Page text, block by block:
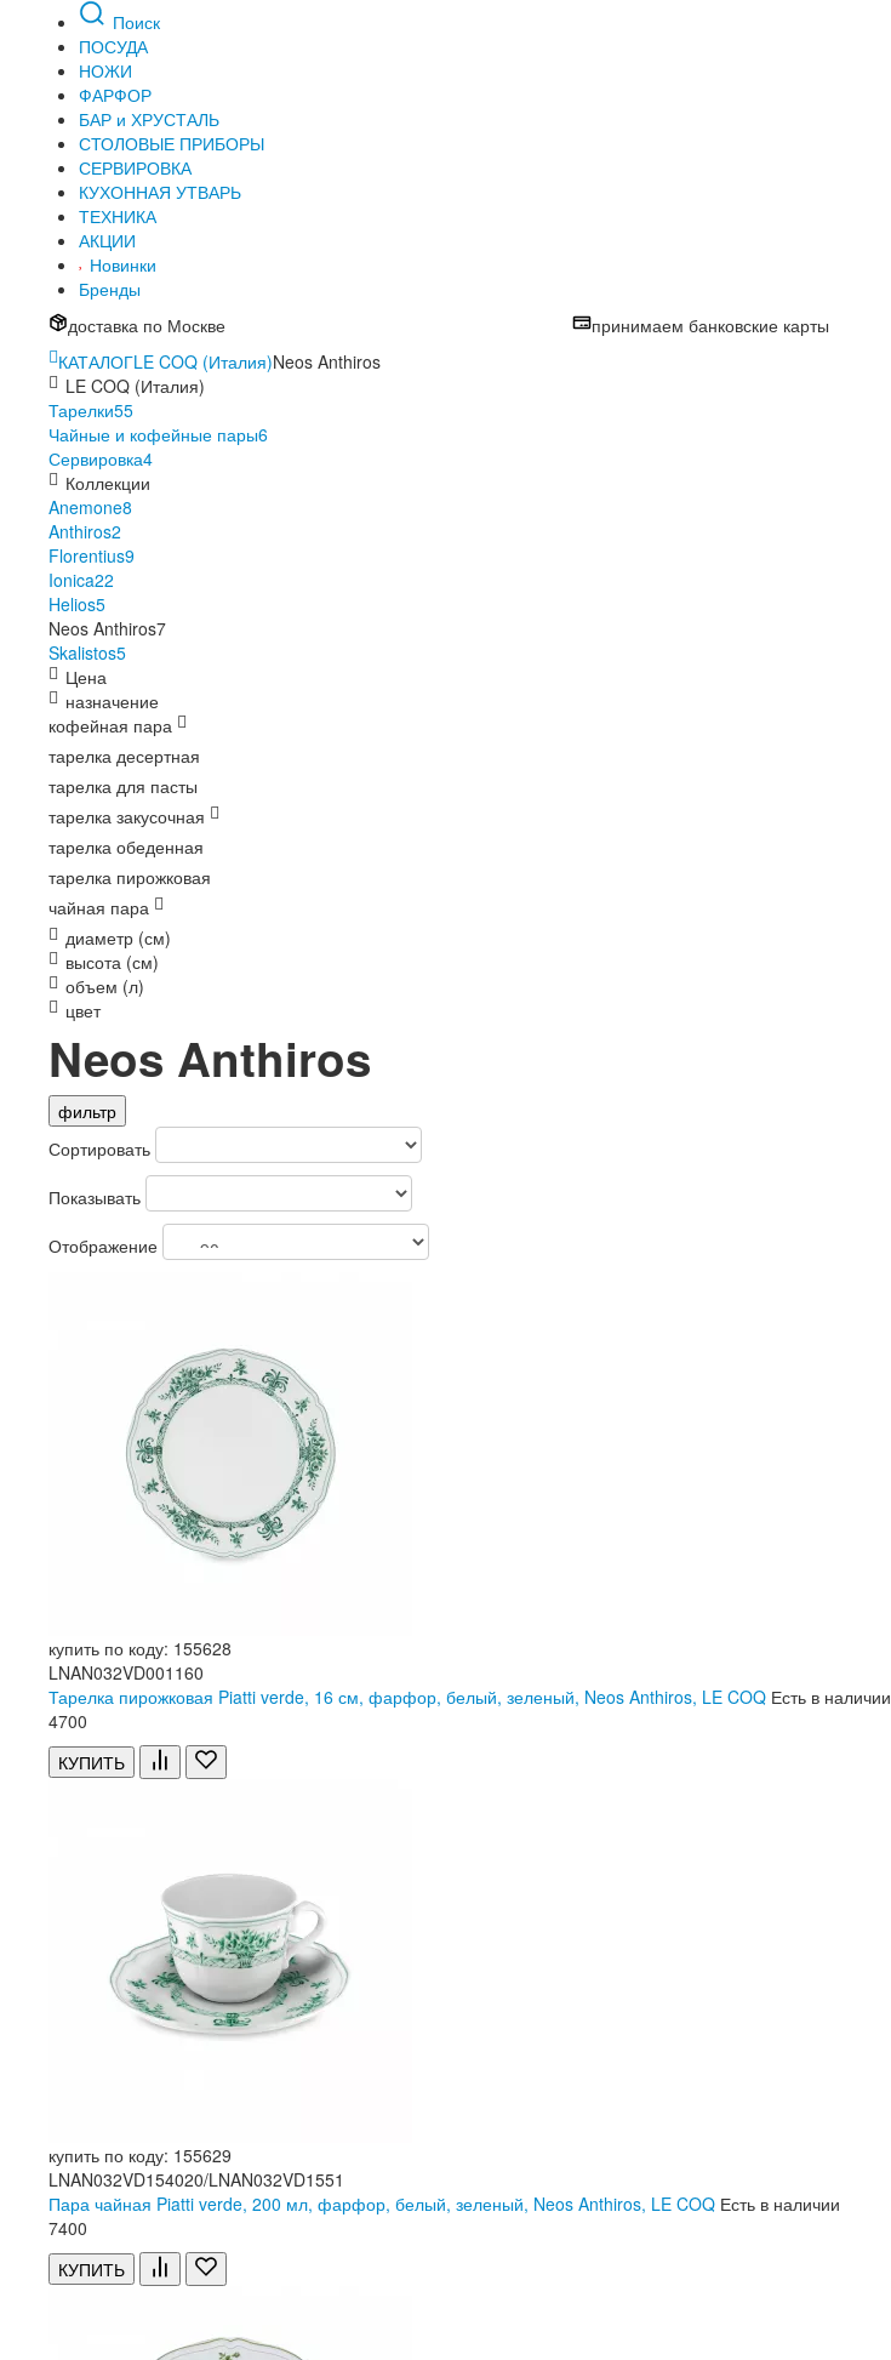
Поиск
ПОСУДА
НОЖИ
ФАРФОР
БАР и ХРУСТАЛЬ
СТОЛОВЫЕ ПРИБОРЫ
СЕРВИРОВКА
КУХОННАЯ УТВАРЬ
ТЕХНИКА
АКЦИИ
Новинки
Бренды
доставка по Москве
принимаем банковские карты
КАТАЛОГLE COQ (Италия)Neos Anthiros
LE COQ (Италия)
Тарелки55
Чайные и кофейные пары6
Сервировка4
Коллекции
Anemone8
Anthiros2
Florentius9
Ionica22
Helios5
Neos Anthiros7
Skalistos5
Цена
назначение
кофейная пара
тарелка десертная
тарелка для пасты
тарелка закусочная
тарелка обеденная
тарелка пирожковая
чайная пара
диаметр (см)
высота (см)
объем (л)
цвет
Neos Anthiros
фильтр
Сортировать
Показывать
Отображение
купить по коду: 155628
LNAN032VD001160
Тарелка пирожковая Piatti verde, 16 см, фарфор, белый, зеленый, Neos Anthiros, LE COQ Есть в наличии
4700
КУПИТЬ
купить по коду: 155629
LNAN032VD154020/LNAN032VD1551
Пара чайная Piatti verde, 200 мл, фарфор, белый, зеленый, Neos Anthiros, LE COQ Есть в наличии
7400
КУПИТЬ